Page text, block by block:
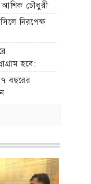
আশিক চৌধুরী
নিরপেক্ষ
হবে:
বছরের